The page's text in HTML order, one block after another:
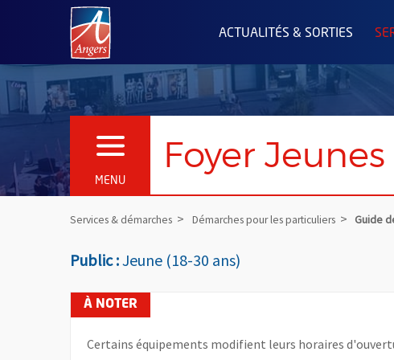
Angers.fr : Retour à l'accueil
ACTUALITÉS & SORTIES
MENU
OUVRIR LE MENU Foyer
Services & démarches Démarches pour les particuliers Guide
Public :Jeune (18-30 ans)
Certains équipements modifient leurs horaires